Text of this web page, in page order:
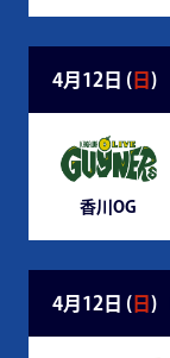
4月12日 ( 日 )
香川OG
4月12日 ( 日 )